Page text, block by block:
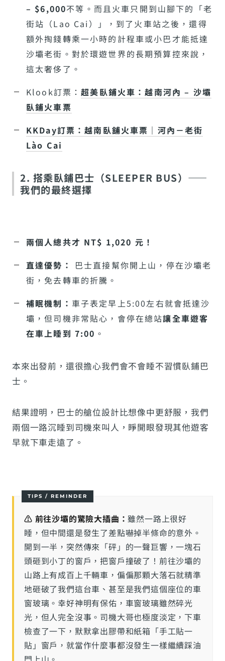
– $6,000不等。而且火車只開到山腳下的「老
街站（Lao Cai）」，到了火車站之後，還得
額外掏錢轉乘一小時的計程車或小巴才能抵達
沙壩老街。對於環遊世界的長期預算控來說，
這太奢侈了。
Klook訂票：超美臥鋪火車：越南河內 – 沙壩
臥鋪火車票
KKDay訂票：越南臥舖火車票｜河內－老街
Lào Cai
2. 搭乘臥鋪巴士（SLEEPER BUS）——
我們的最終選擇
兩個人總共才 NT$ 1,020 元！
直達優勢：
巴士直接幫你開上山，停在沙壩老
街，免去轉車的折騰。
補眠機制： 車子表定早上5:00左右就會抵達沙
壩，但司機非常貼心，會停在總站讓全車遊客
在車上睡到 7:00 。
本來出發前，還很擔心我們會不會睡不習慣臥鋪巴
士。
結果證明，巴士的艙位設計比想像中更舒服，我們
兩個一路沉睡到司機來叫人，睜開眼發現其他遊客
早就下車走遠了。
⚠️ 前往沙壩的驚險大插曲：雖然一路上很好
睡，但中間還是發生了差點嚇掉半條命的意外。
開到一半，突然傳來「砰」的一聲巨響，一塊石
頭砸到小丁的窗戶，把窗戶撞破了！前往沙壩的
山路上有成百上千輛車，偏偏那顆大落石就精準
地砸破了我們這台車、甚至是我們這個座位的車
窗玻璃。幸好神明有保佑，車窗玻璃雖然碎光
光，但人完全沒事。司機大哥也極度淡定，下車
檢查了一下，默默拿出膠帶和紙箱「手工貼一
貼」窗戶，就當作什麼事都沒發生一樣繼續踩油